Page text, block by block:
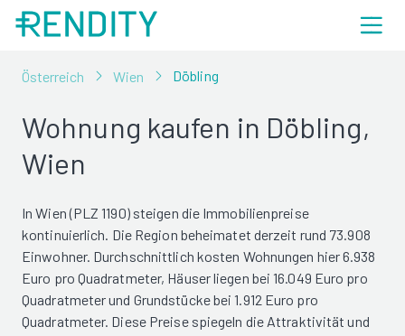
Österreich Wien Döbling
Wohnung kaufen in Döbling,
Wien
In Wien (PLZ 1190) steigen die Immobilienpreise
kontinuierlich. Die Region beheimatet derzeit rund 73.908
Einwohner. Durchschnittlich kosten Wohnungen hier 6.938
Euro pro Quadratmeter, Häuser liegen bei 16.049 Euro pro
Quadratmeter und Grundstücke bei 1.912 Euro pro
Quadratmeter. Diese Preise spiegeln die Attraktivität und